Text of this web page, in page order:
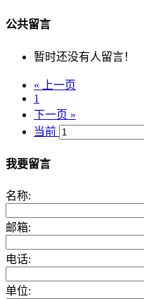
公共留言
暂时还没有人留言！
« 上一页
1
下一页 »
当前
我要留言
名称:
邮箱:
电话:
单位: